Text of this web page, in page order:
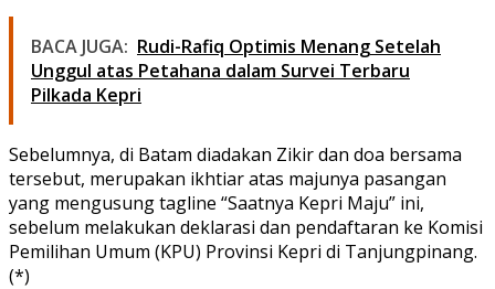
BACA JUGA: Rudi-Rafiq Optimis Menang Setelah
Unggul atas Petahana dalam Survei Terbaru
Pilkada Kepri
Sebelumnya, di Batam diadakan Zikir dan doa bersama
tersebut, merupakan ikhtiar atas majunya pasangan
yang mengusung tagline “Saatnya Kepri Maju” ini,
sebelum melakukan deklarasi dan pendaftaran ke Komisi
Pemilihan Umum (KPU) Provinsi Kepri di Tanjungpinang.
(*)